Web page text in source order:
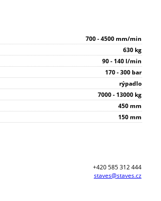
700 - 4500 mm/min
630 kg
90 - 140 l/min
170 - 300 bar
rýpadlo
7000 - 13000 kg
450 mm
150 mm
+420 585 312 444
staves@staves.cz